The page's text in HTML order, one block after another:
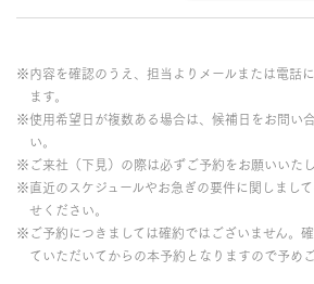
※内容を確認のうえ、担当よりメールまたは電話
ます。
※使用希望日が複数ある場合は、候補日をお問い
い。
※ご来社（下見）の際は必ずご予約をお願いいたし
※直近のスケジュールやお急ぎの要件に関しまし
せください。
※ご予約につきましては確約ではございません。
ていただいてからの本予約となりますので予め